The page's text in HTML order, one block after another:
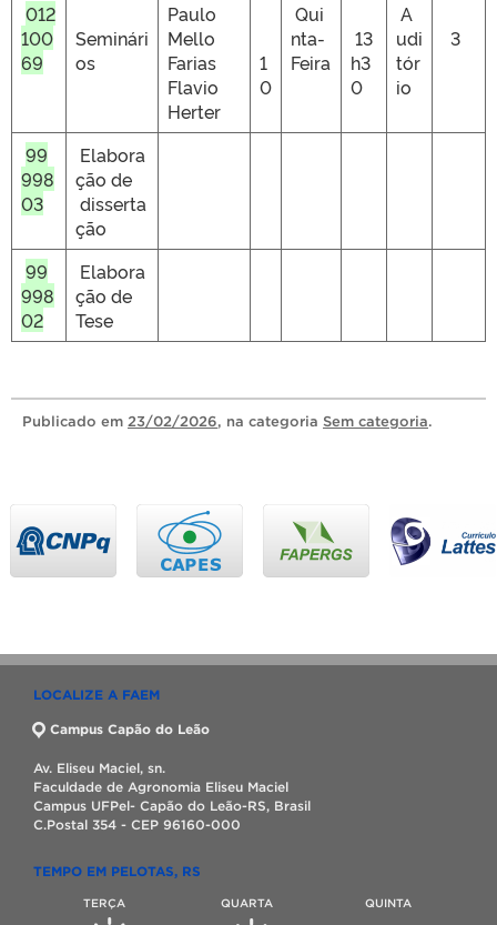
012
100
69
Seminári
os
Paulo
Mello
Farias
Flavio
Herter
1
0
Qui
nta-
Feira
13
h3
0
A
udi
tór
io
3
99
998
03
Elabora
ção de
disserta
ção
99
998
02
Elabora
ção de
Tese
Publicado em 23/02/2026, na categoria Sem categoria.
LOCALIZE A FAEM
Campus Capão do Leão
Av. Eliseu Maciel, sn.
Faculdade de Agronomia Eliseu Maciel
Campus UFPel- Capão do Leão-RS, Brasil
C.Postal 354 - CEP 96160-000
TEMPO EM PELOTAS, RS
TERÇA QUARTA QUINTA